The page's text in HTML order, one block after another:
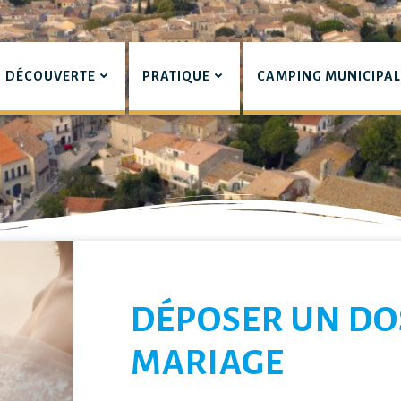
DÉCOUVERTE PRATIQUE CAMPING MUNICIPAL
DÉPOSER UN
MARIAGE